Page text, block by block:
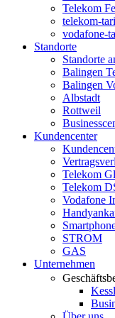
Telekom
telekom-
vodafone-
Standorte
Standorte
Balingen
Balingen
Albstadt
Rottweil
Kundencenter
Telekom
Telekom
Vodafone
STROM
GAS
Unternehmen